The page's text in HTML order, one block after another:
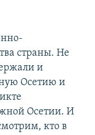
страны. Не
и
Осетию и
Осетии. И
кто в